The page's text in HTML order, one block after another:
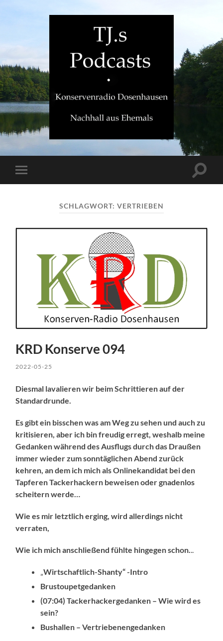
TJ.s
Mobile-
Menü
SCHLAGWORT: VERTRIEBEN
KRD Konserve 094
2022-05-25
Diesmal lavalieren wir beim Schrittieren auf der
Standardrunde.
Es gibt ein bisschen was am Weg zu sehen und auch zu
kritisieren, aber ich bin freudig erregt, weshalb meine
Gedanken während des Ausflugs durch das Draußen
immer wieder zum sonntäglichen Abend zurück
kehren, an dem ich mich als Onlinekandidat bei den
Tapferen Tackerhackern beweisen oder gnadenlos
scheitern werde…
Wie es mir letztlich erging, wird allerdings nicht
verraten,
Wie ich mich anschließend fühlte hingegen schon...
„Wirtschaftlich-Shanty“ -Intro
Brustoupetgedanken
(07:04) Tackerhackergedanken – Wie wird es
sein?
Bushallen – Vertriebenengedanken